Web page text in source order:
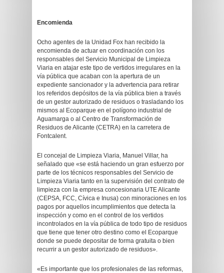
Encomienda
Ocho agentes de la Unidad Fox han recibido la
encomienda de actuar en coordinación con los
responsables del Servicio Municipal de Limpieza
Viaria en atajar este tipo de vertidos irregulares en la
vía pública que acaban con la apertura de un
expediente sancionador y la advertencia para retirar
los referidos depósitos de la vía pública bien a través
de un gestor autorizado de residuos o trasladando los
mismos al Ecoparque en el polígono industrial de
Aguamarga o al Centro de Transformación de
Residuos de Alicante (CETRA) en la carretera de
Fontcalent.
El concejal de Limpieza Viaria, Manuel Villar, ha
señalado que «se está haciendo un gran esfuerzo por
parte de los técnicos responsables del Servicio de
Limpieza Viaria tanto en la supervisión del contrato de
limpieza con la empresa concesionaria UTE Alicante
(CEPSA, FCC, Cívica e Inusa) con minoraciones en los
pagos por aquellos incumplimientos que detecta la
inspección y como en el control de los vertidos
incontrolados en la vía pública de todo tipo de residuos
que tiene que tener otro destino como el Ecoparque
donde se puede depositar de forma gratuita o bien
recurrir a un gestor autorizado de residuos».
«Es importante que los profesionales de las reformas,